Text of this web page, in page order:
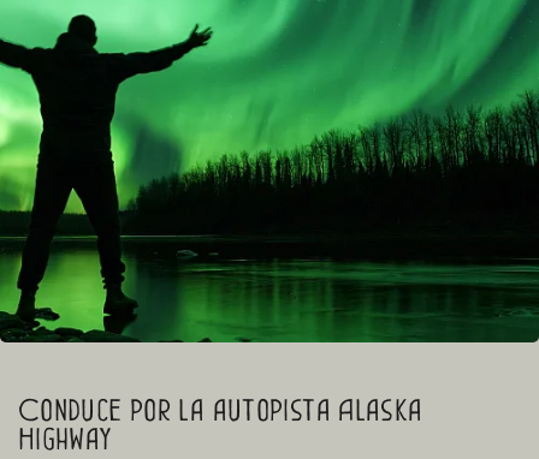
Conduce por la autopista Alaska
Highway